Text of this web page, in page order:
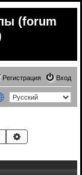
(forum
Вход
Регистрация
Поиск